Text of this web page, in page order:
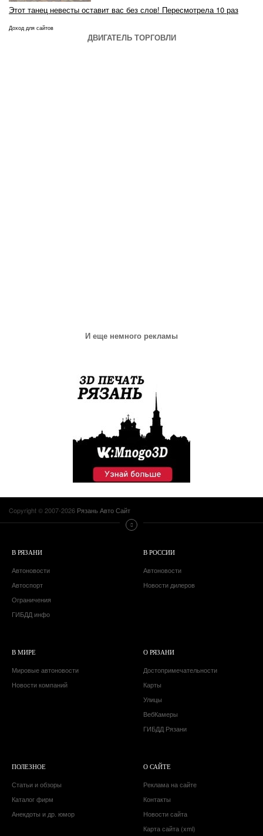
Этот танец невесты оставит вас без слов! Пересмотрела 10 раз
Доход для сайтов
ДВИГАТЕЛЬ ТОРГОВЛИ
И еще немного рекламы
Copyright © 2007-2026 Рязань Авто Сайт
В РЯЗАНИ
Автоновости
Автоспорт
Ограничения
ГИБДД инфо
В РОССИИ
Автоновости
Новости дилеров
В МИРЕ
Мировые автоновости
Новости компаний
О РЯЗАНИ
Достопримечательности
Карты
Улицы
ВебКамеры
ГИБДД Рязани
ПОЛЕЗНОЕ
Статьи и обзоры
Каталог фирм
Анекдоты и др. юмор
О САЙТЕ
Реклама на сайте
Контакты
Новости сайта
Карта сайта (xml)